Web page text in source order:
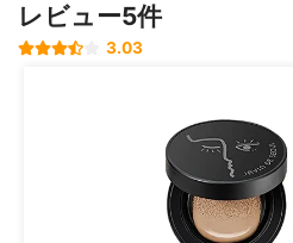
レビュー5件
3.03